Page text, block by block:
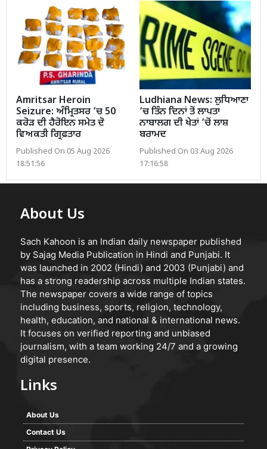
Amritsar Heroin
Seizure: ਅੰਮ੍ਰਿਤਸਰ ’ਚ 50
ਕਰੋੜ ਦੀ ਹੈਰੋਇਨ ਸਮੇਤ ਦੋ
ਵਿਅਕਤੀ ਗ੍ਰਿਫ਼ਤਾਰ
Published On 05 Aug 2026
18:51:56
Ludhiana News: ਲੁਧਿਆਣਾ
’ਚ ਤਿੰਨ ਦਿਨਾਂ ਤੋਂ ਲਾਪਤਾ
ਨਾਬਾਲਗ ਦੀ ਖੇਤਾਂ ’ਚੋਂ ਲਾਸ਼
ਬਰਾਮਦ
Published On 03 Aug 2026
17:16:58
About Us
Sach Kahoon is an Indian daily newspaper published
by Sajag Media Publication in Hindi and Punjabi. It
was launched in 2002 (Hindi) and 2003 (Punjabi) and
has a strong readership across multiple Indian states.
The newspaper covers a wide range of topics
including business, sports, religion, technology,
health, education, and national & international news.
It focuses on verified reporting and unbiased
journalism, with a team working 24/7 and a growing
digital presence.
Links
About Us
Contact Us